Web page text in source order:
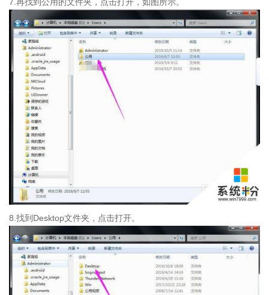
8.找到Desktop文件夹，点击打开。